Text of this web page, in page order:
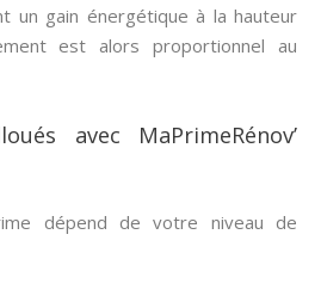
un gain énergétique à la hauteur
est alors proportionnel au
avec MaPrimeRénov’
dépend de votre niveau de